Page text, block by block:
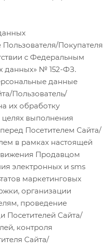
Покупателя
с Федеральным
данных» № 152-ФЗ.
данные
Пользователь/
их обработку
выполнения
Посетителем Сайта/
в рамках настоящей
Продавцом
электронных и sms
маркетинговых
организации
проведение
Посетителей Сайта/
контроля
Сайта/